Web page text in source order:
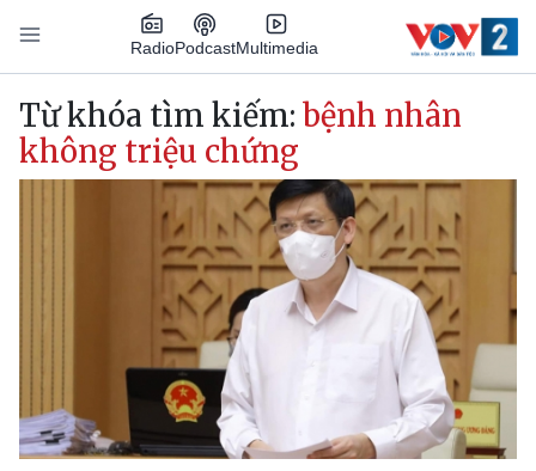
Nhảy đến nội dung
RadioPodcastMultimedia
Main navigation
Từ khóa tìm kiếm: bệnh nhân
không triệu chứng